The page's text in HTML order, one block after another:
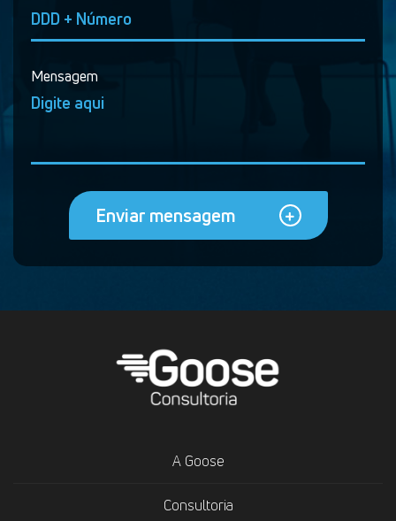
Mensagem
Enviar mensagem
A Goose
Consultoria